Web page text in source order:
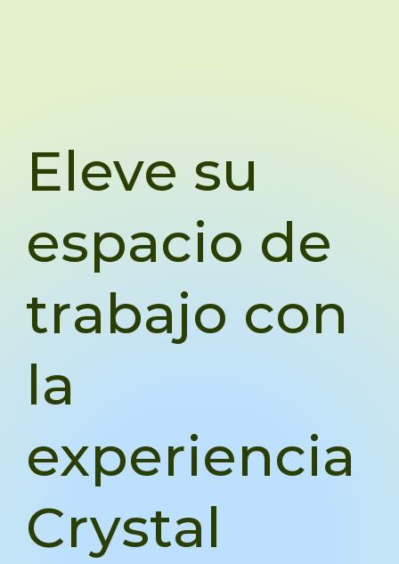
Eleve su
espacio de
trabajo con
la
experiencia
Crystal